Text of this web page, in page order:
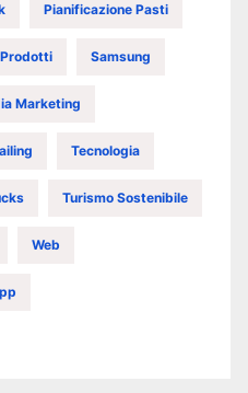
Pianificazione Pasti
Prodotti Samsung
Marketing
Tecnologia
Turismo Sostenibile
Web